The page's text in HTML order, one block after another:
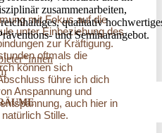
zusammenarbeiten,
qualitativ
und Seminarangebot.
mit Fokus auf die
unter Einbeziehung des
zur Kräftigung.
oftmals die
können sich
führe ich dich
Anspannung und
auch hier in
Stille.